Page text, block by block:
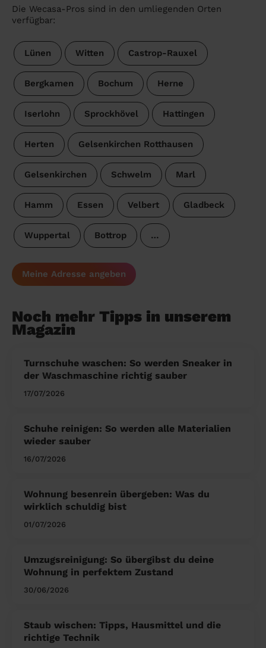
Die Wecasa-Pros sind in den umliegenden Orten
verfügbar:
Lünen Witten Castrop-Rauxel
Bergkamen Bochum Herne
Iserlohn Sprockhövel Hattingen
Herten Gelsenkirchen Rotthausen
Gelsenkirchen Schwelm Marl
Hamm Essen Velbert Gladbeck
Wuppertal Bottrop …
Meine Adresse angeben
Noch mehr Tipps in unserem
Magazin
Turnschuhe waschen: So werden Sneaker in
der Waschmaschine richtig sauber
17/07/2026
Schuhe reinigen: So werden alle Materialien
wieder sauber
16/07/2026
Wohnung besenrein übergeben: Was du
wirklich schuldig bist
01/07/2026
Umzugsreinigung: So übergibst du deine
Wohnung in perfektem Zustand
30/06/2026
Staub wischen: Tipps, Hausmittel und die
richtige Technik